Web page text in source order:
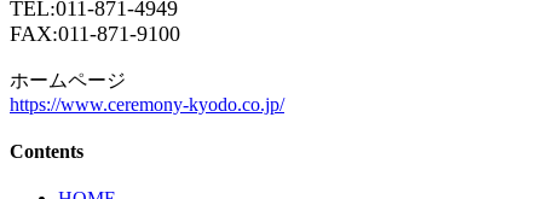
TEL:011-871-4949
FAX:011-871-9100
ホームページ
https://www.ceremony-kyodo.co.jp/
Contents